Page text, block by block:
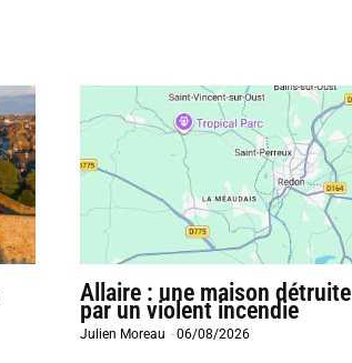
Allaire : une maison détruite
par un violent incendie
Julien Moreau -06/08/2026